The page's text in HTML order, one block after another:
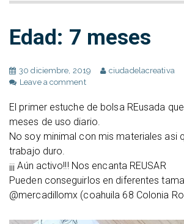
Edad: 7 meses
30 diciembre, 2019
ciudadelacreativa
Leave a comment
El primer estuche de bolsa REusada
meses de uso diario.
No soy minimal con mis materiales asi
trabajo duro.
¡¡¡ Aún activo!!! Nos encanta REUSAR
Pueden conseguirlos en diferentes
@mercadillomx (coahuila 68 Colonia